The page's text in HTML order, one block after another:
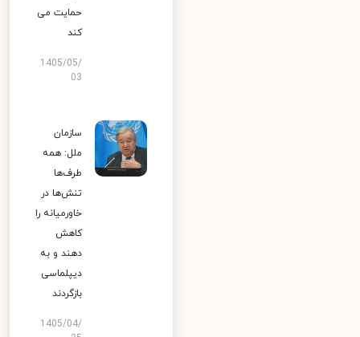
حمایت می
کند
1405/05/
03
سازمان
ملل: همه
طرف‌ها
تنش‌ها در
خاورمیانه را
کاهش
دهند و به
دیپلماسی
بازگردند
1405/04/